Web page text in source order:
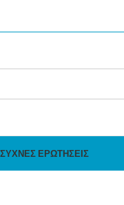
ΣΥΧΝΈΣ ΕΡΩΤΉΣΕΙΣ